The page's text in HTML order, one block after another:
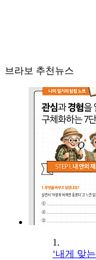
브라보 추천뉴스
1.
‘내게 맞